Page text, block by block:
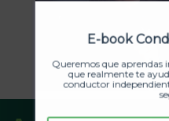
E-book
Queremos que aprendas
que realmente te
conductor